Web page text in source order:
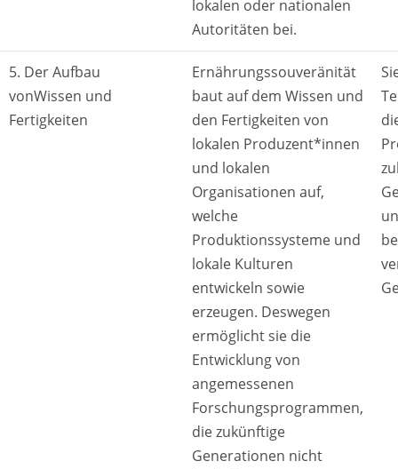
lokalen oder nationalen
Autoritäten bei.
5. Der Aufbau
vonWissen und
Fertigkeiten
Ernährungssouveränität
baut auf dem Wissen und
den Fertigkeiten von
lokalen Produzent*innen
und lokalen
Organisationen auf,
welche
Produktionssysteme und
lokale Kulturen
entwickeln sowie
erzeugen. Deswegen
ermöglicht sie die
Entwicklung von
angemessenen
Forschungsprogrammen,
die zukünftige
Generationen nicht